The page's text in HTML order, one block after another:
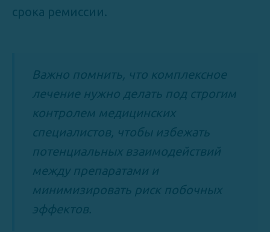
срока ремиссии.
Важно помнить, что комплексное
лечение нужно делать под строгим
контролем медицинских
специалистов, чтобы избежать
потенциальных взаимодействий
между препаратами и
минимизировать риск побочных
эффектов.